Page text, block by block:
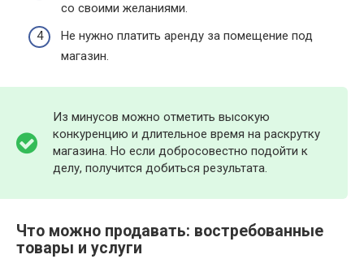
со своими желаниями.
Не нужно платить аренду за помещение под
магазин.
Из минусов можно отметить высокую
конкуренцию и длительное время на раскрутку
магазина. Но если добросовестно подойти к
делу, получится добиться результата.
Что можно продавать: востребованные
товары и услуги